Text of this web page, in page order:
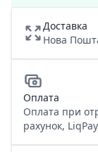
Доставка
Нова
Оплата
Оплата при
рахунок,